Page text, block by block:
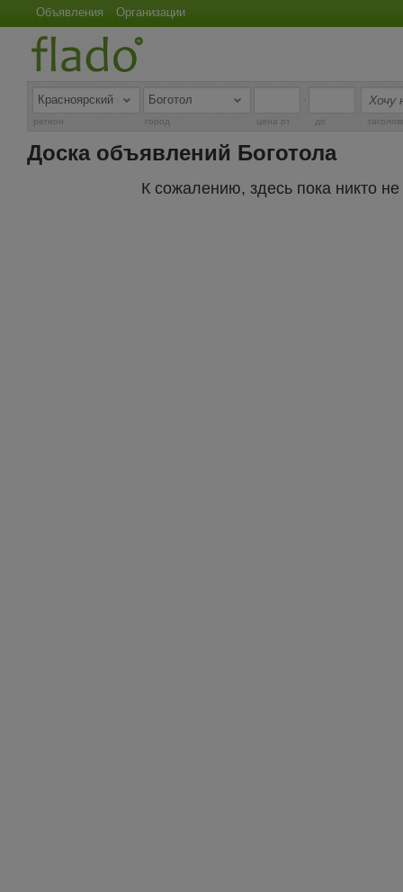
Объявления Организации
-
регион город цена от до
Доска объявлений Боготола
К сожалению, здесь пока никто